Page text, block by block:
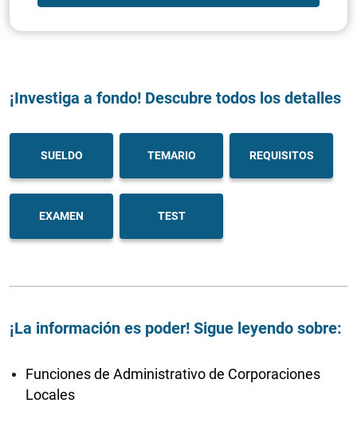
¡Investiga a fondo! Descubre todos los detalles
SUELDO TEMARIO REQUISITOS
EXAMEN TEST
¡La información es poder! Sigue leyendo sobre:
Funciones de Administrativo de Corporaciones
Locales